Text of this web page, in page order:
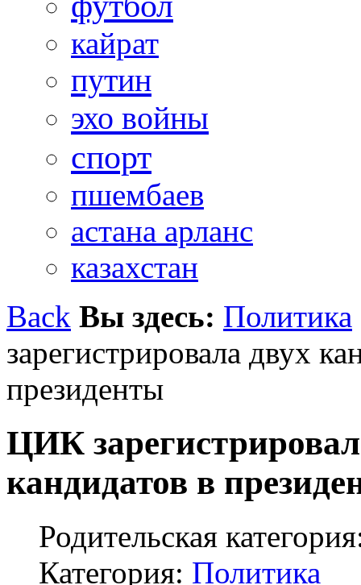
кайрат
путин
эхо войны
спорт
пшембаев
астана арланс
казахстан
Back Вы здесь: Политика
зарегистрировала двух
президенты
ЦИК
кандидатов в
Родительская
Категория: Политика